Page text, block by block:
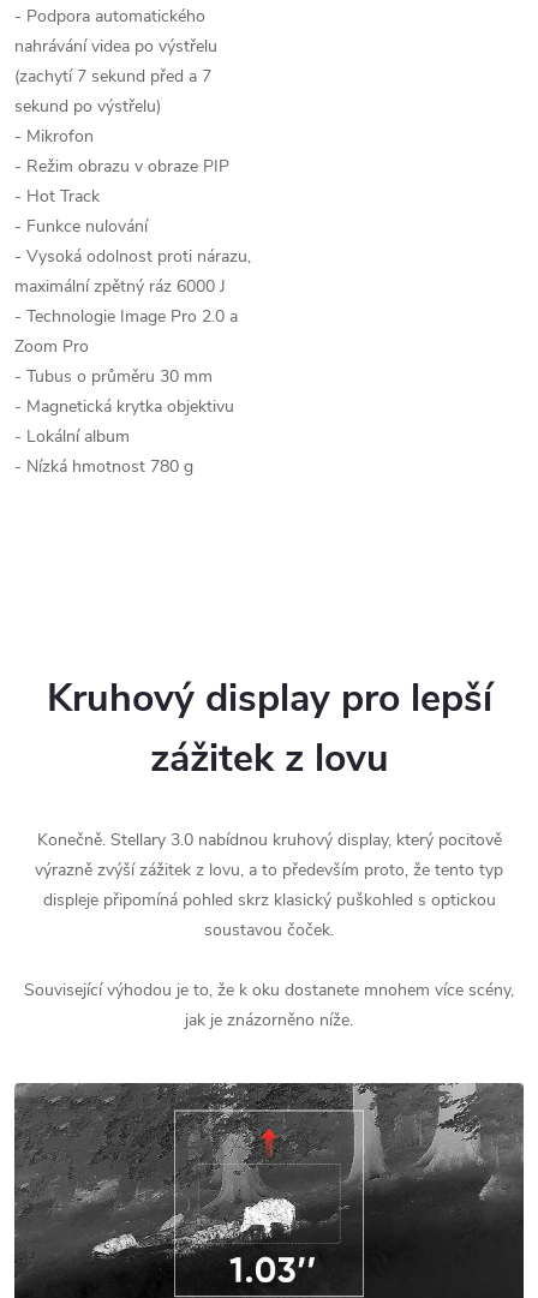
- Podpora automatického
nahrávání videa po výstřelu
(zachytí 7 sekund před a 7
sekund po výstřelu)
- Mikrofon
- Režim obrazu v obraze PIP
- Hot Track
- Funkce nulování
- Vysoká odolnost proti nárazu,
maximální zpětný ráz 6000 J
- Technologie Image Pro 2.0 a
Zoom Pro
- Tubus o průměru 30 mm
- Magnetická krytka objektivu
- Lokální album
- Nízká hmotnost 780 g
Kruhový display pro lepší
zážitek z lovu
Konečně. Stellary 3.0 nabídnou kruhový display, který pocitově
výrazně zvýší zážitek z lovu, a to především proto, že tento typ
displeje připomíná pohled skrz klasický puškohled s optickou
soustavou čoček.
Související výhodou je to, že k oku dostanete mnohem více scény,
jak je znázorněno níže.